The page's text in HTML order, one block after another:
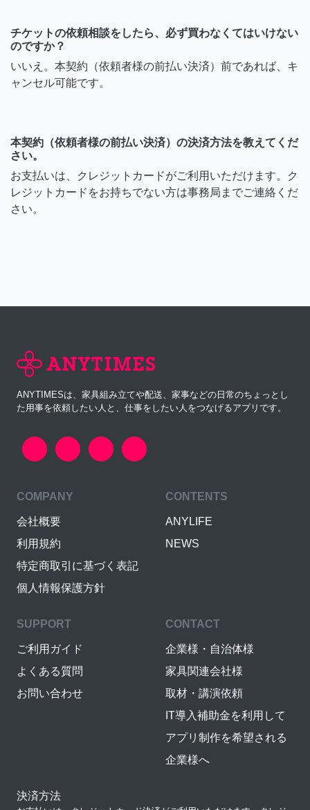
チケットの依頼相談をしたら、必ず買わなくてはいけない
のですか？
いいえ。本契約（依頼者様の前払い決済）前であれば、キ
ャンセル可能です。
本契約（依頼者様の前払い決済）の決済方法を教えてくだ
さい。
お支払いは、クレジットカードがご利用いただけます。ク
レジットカードをお持ちでない方は事務局までご連絡くだ
さい。
ANYTIMESは、家具組み立てや配送、家事などの日常のちょっとし
た用事を依頼したい人と、仕事をしたい人をつなげるアプリです。
COMPANY
会社概要
利用規約
特定商取引に基づく表記
個人情報保護方針
CONTENTS
ANYLIFE
NEWS
SUPPORT
ご利用ガイド
よくある質問
お問い合わせ
CONTACT
企業様・自治体様
家具関連会社様
取材・講演依頼
IT導入補助金を利用して
アプリ制作を希望される
企業様へ
決済方法